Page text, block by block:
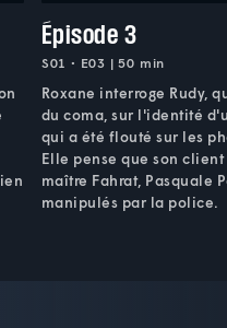
Épisode 3
S01 • E03 | 50 min
Roxane interroge Rudy,
du coma, sur l'identité
qui a été flouté sur les
Elle pense que son
maître Fahrat, Pasquale
manipulés par la police.